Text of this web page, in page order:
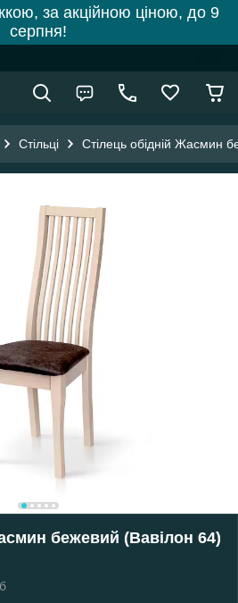
за акційною ціною, до 9
серпня!
Стільці Стілець обідній Жасмин
бежевий (Вавілон 64)